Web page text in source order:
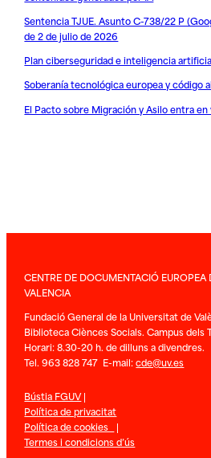
Sentencia TJUE. Asunto C-738/22 P
de 2 de julio de 2026
Plan ciberseguridad e inteligencia
Soberanía tecnológica europea y código
El Pacto sobre Migración y Asilo entra en
CENTRE DE DOCUMENTACIÓ EUROPEA
VALENCIA
Fundació General de la Universitat de
Biblioteca Ciènces Socials. Campus dels
Horari: 8.30-20 h. de dilluns a divendres.
Tel. 963 828 747 E-mail:cde@uv.es
Bústia FGUV|
Política de privacitat
Política de cookies |
Termes i condicions d’ús